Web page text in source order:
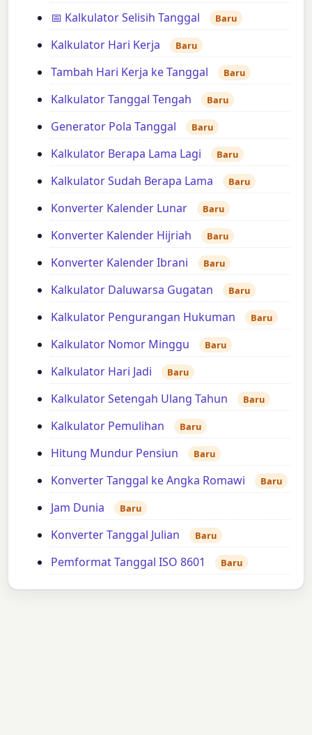
📅 Kalkulator Selisih Tanggal Baru
Kalkulator Hari Kerja Baru
Tambah Hari Kerja ke Tanggal Baru
Kalkulator Tanggal Tengah Baru
Generator Pola Tanggal Baru
Kalkulator Berapa Lama Lagi Baru
Kalkulator Sudah Berapa Lama Baru
Konverter Kalender Lunar Baru
Konverter Kalender Hijriah Baru
Konverter Kalender Ibrani Baru
Kalkulator Daluwarsa Gugatan Baru
Kalkulator Pengurangan Hukuman Baru
Kalkulator Nomor Minggu Baru
Kalkulator Hari Jadi Baru
Kalkulator Setengah Ulang Tahun Baru
Kalkulator Pemulihan Baru
Hitung Mundur Pensiun Baru
Konverter Tanggal ke Angka Romawi Baru
Jam Dunia Baru
Konverter Tanggal Julian Baru
Pemformat Tanggal ISO 8601 Baru